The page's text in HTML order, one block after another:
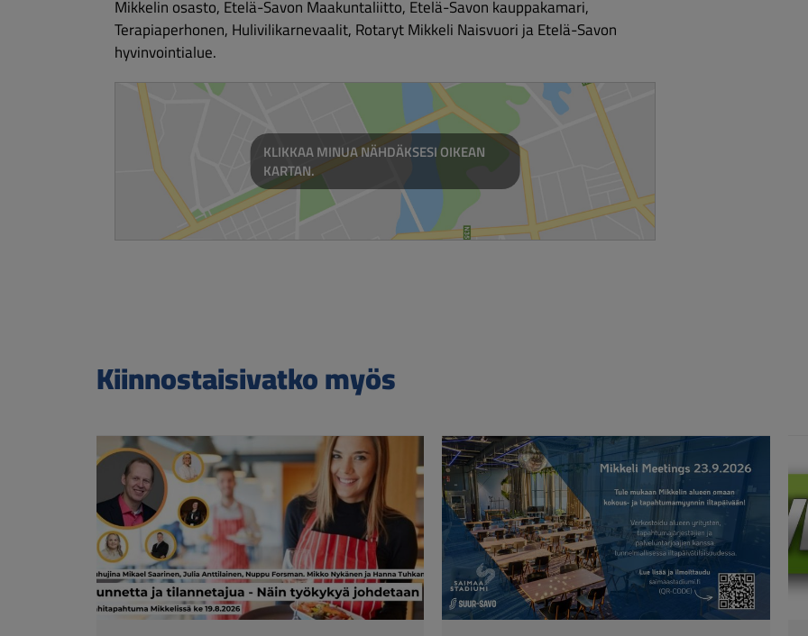
Mikkelin osasto, Etelä-Savon Maakuntaliitto, Etelä-Savon kauppakamari,
Terapiaperhonen, Hulivilikarnevaalit, Rotaryt Mikkeli Naisvuori ja Etelä-Savon
hyvinvointialue.
KLIKKAA MINUA NÄHDÄKSESI OIKEAN
KARTAN.
Kiinnostaisivatko myös